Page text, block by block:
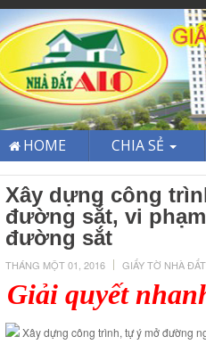
HOME CHIA SẺ
Xây dựng công
đường sắt, vi
đường sắt
THÁNG MỘT 01, 2016 GIẤY TỜ NHÀ ĐẤT
Giải quyết
Xây dựng công trình, tự ý mở đường